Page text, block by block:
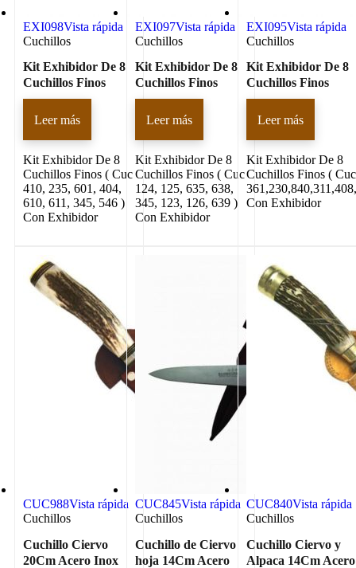
EXI098Vista rápida
Cuchillos
Kit Exhibidor De 8
Cuchillos Finos
Leer más
Kit Exhibidor De 8
Cuchillos Finos ( Cuc
410, 235, 601, 404,
610, 611, 345, 546 )
Con Exhibidor
EXI097Vista rápida
Cuchillos
Kit Exhibidor De 8
Cuchillos Finos
Leer más
Kit Exhibidor De 8
Cuchillos Finos ( Cuc
124, 125, 635, 638,
345, 123, 126, 639 )
Con Exhibidor
EXI095Vista rápida
Cuchillos
Kit Exhibidor De 8
Cuchillos Finos
Leer más
Kit Exhibidor De 8
Cuchillos Finos ( Cuc
Con Exhibidor
CUC988Vista rápida
Cuchillos
Cuchillo Ciervo
20Cm Acero Inox
CUC845Vista rápida
Cuchillos
Cuchillo de Ciervo
hoja 14Cm Acero
CUC840Vista rápida
Cuchillos
Cuchillo Ciervo y
Alpaca 14Cm Acero